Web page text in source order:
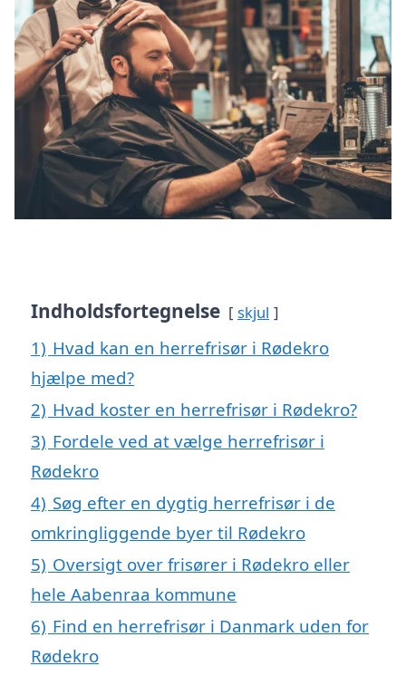
Indholdsfortegnelse skjul
1) Hvad kan en herrefrisør i Rødekro
hjælpe med?
2) Hvad koster en herrefrisør i Rødekro?
3) Fordele ved at vælge herrefrisør i
Rødekro
4) Søg efter en dygtig herrefrisør i de
omkringliggende byer til Rødekro
5) Oversigt over frisører i Rødekro eller
hele Aabenraa kommune
6) Find en herrefrisør i Danmark uden for
Rødekro